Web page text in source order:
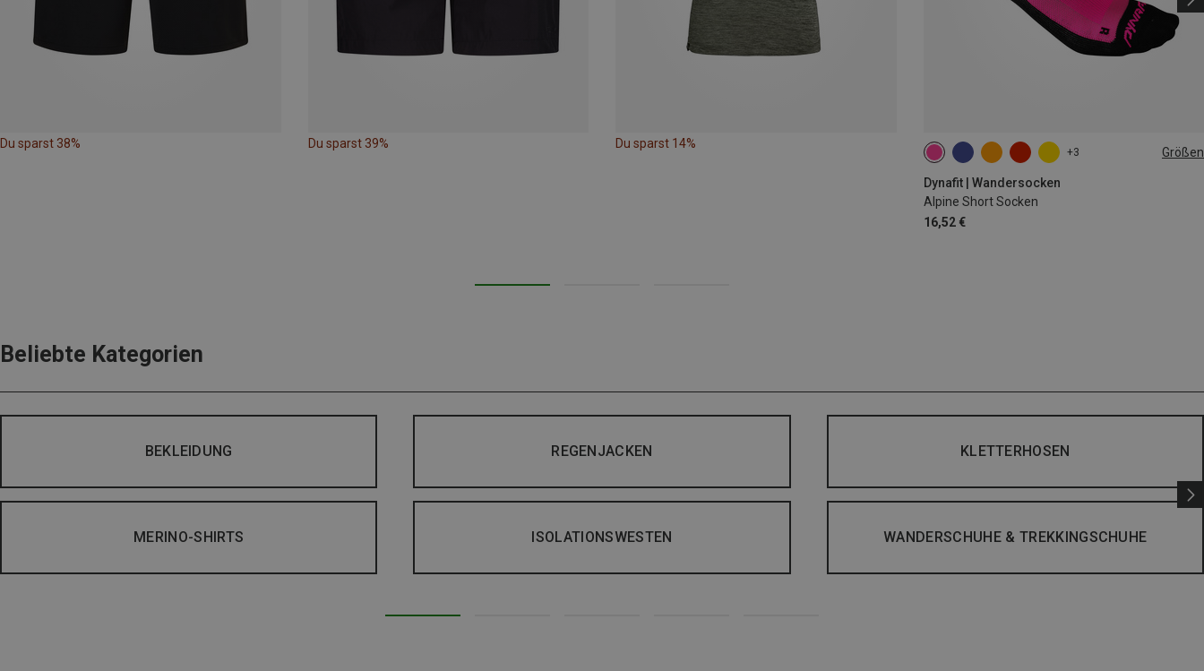
Du sparst 38% Du sparst 39% Du sparst 14%
+3 Größen
Dynafit | Wandersocken
Alpine Short Socken
16,52 €
35|36|37|38 39|40|41|42
Beliebte Kategorien
BEKLEIDUNG REGENJACKEN KLETTERHOSEN
MERINO-SHIRTS ISOLATIONSWESTEN WANDERSCHUHE & TREKKINGSCHUHE